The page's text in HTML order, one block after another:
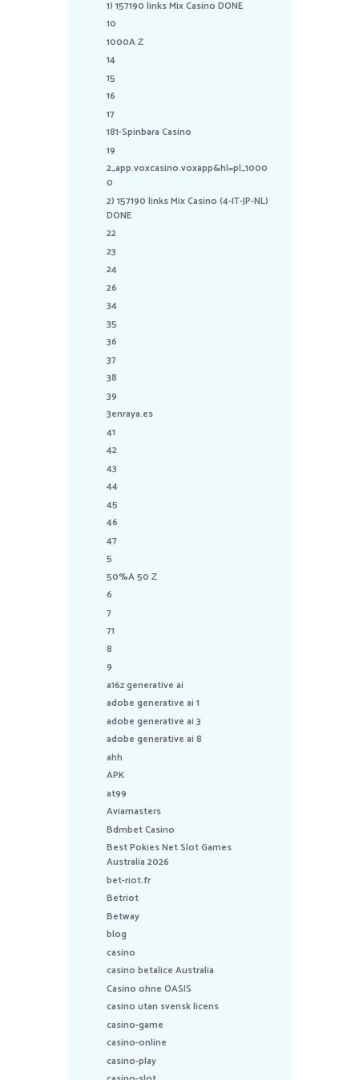
1) 157190 links Mix Casino DONE
10
1000A Z
14
15
16
17
181-Spinbara Casino
19
2_app.voxcasino.voxapp&hl=pl_1000
0
2) 157190 links Mix Casino (4-IT-JP-NL)
DONE
22
23
24
26
34
35
36
37
38
39
3enraya.es
41
42
43
44
45
46
47
5
50%A 50 Z
6
7
71
8
9
a16z generative ai
adobe generative ai 1
adobe generative ai 3
adobe generative ai 8
ahh
APK
at99
Aviamasters
Bdmbet Casino
Best Pokies Net Slot Games
Australia 2026
bet-riot.fr
Betriot
Betway
blog
casino
casino betalice Australia
Casino ohne OASIS
casino utan svensk licens
casino-game
casino-online
casino-play